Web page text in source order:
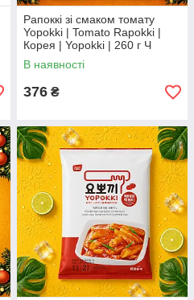
Рапоккі зі смаком томату
Yopokki | Tomato Rapokki |
Корея | Yopokki | 260 г Ч
В наявності
376 ₴